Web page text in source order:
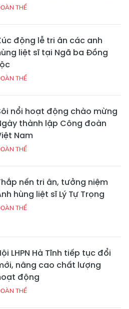
THỂ
động lễ tri ân các anh
liệt sĩ tại Ngã ba Đồng
THỂ
nổi hoạt động chào mừng
thành lập Công đoàn
Nam
THỂ
nến tri ân, tưởng niệm
hùng liệt sĩ Lý Tự Trọng
THỂ
LHPN Hà Tĩnh tiếp tục đổi
nâng cao chất lượng
động
THỂ